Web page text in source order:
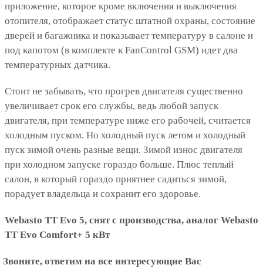
приложение, которое кроме включения и выключения
отопителя, отображает статус штатной охраны, состояние
дверей и багажника и показывает температуру в салоне и
под капотом (в комплекте к FanControl GSM) идет два
температурных датчика.
Стоит не забывать, что прогрев двигателя существенно
увеличивает срок его службы, ведь любой запуск
двигателя, при температуре ниже его рабочей, считается
холодным пуском. Но холодный пуск летом и холодный
пуск зимой очень разные вещи. Зимой износ двигателя
при холодном запуске гораздо больше. Плюс теплый
салон, в который гораздо приятнее садиться зимой,
порадует владельца и сохранит его здоровье.
Webasto ТТ Evo 5, снят с производства, аналог Webasto
ТТ Evo Comfort+ 5 кВт
Звоните, ответим на все интересующие Вас